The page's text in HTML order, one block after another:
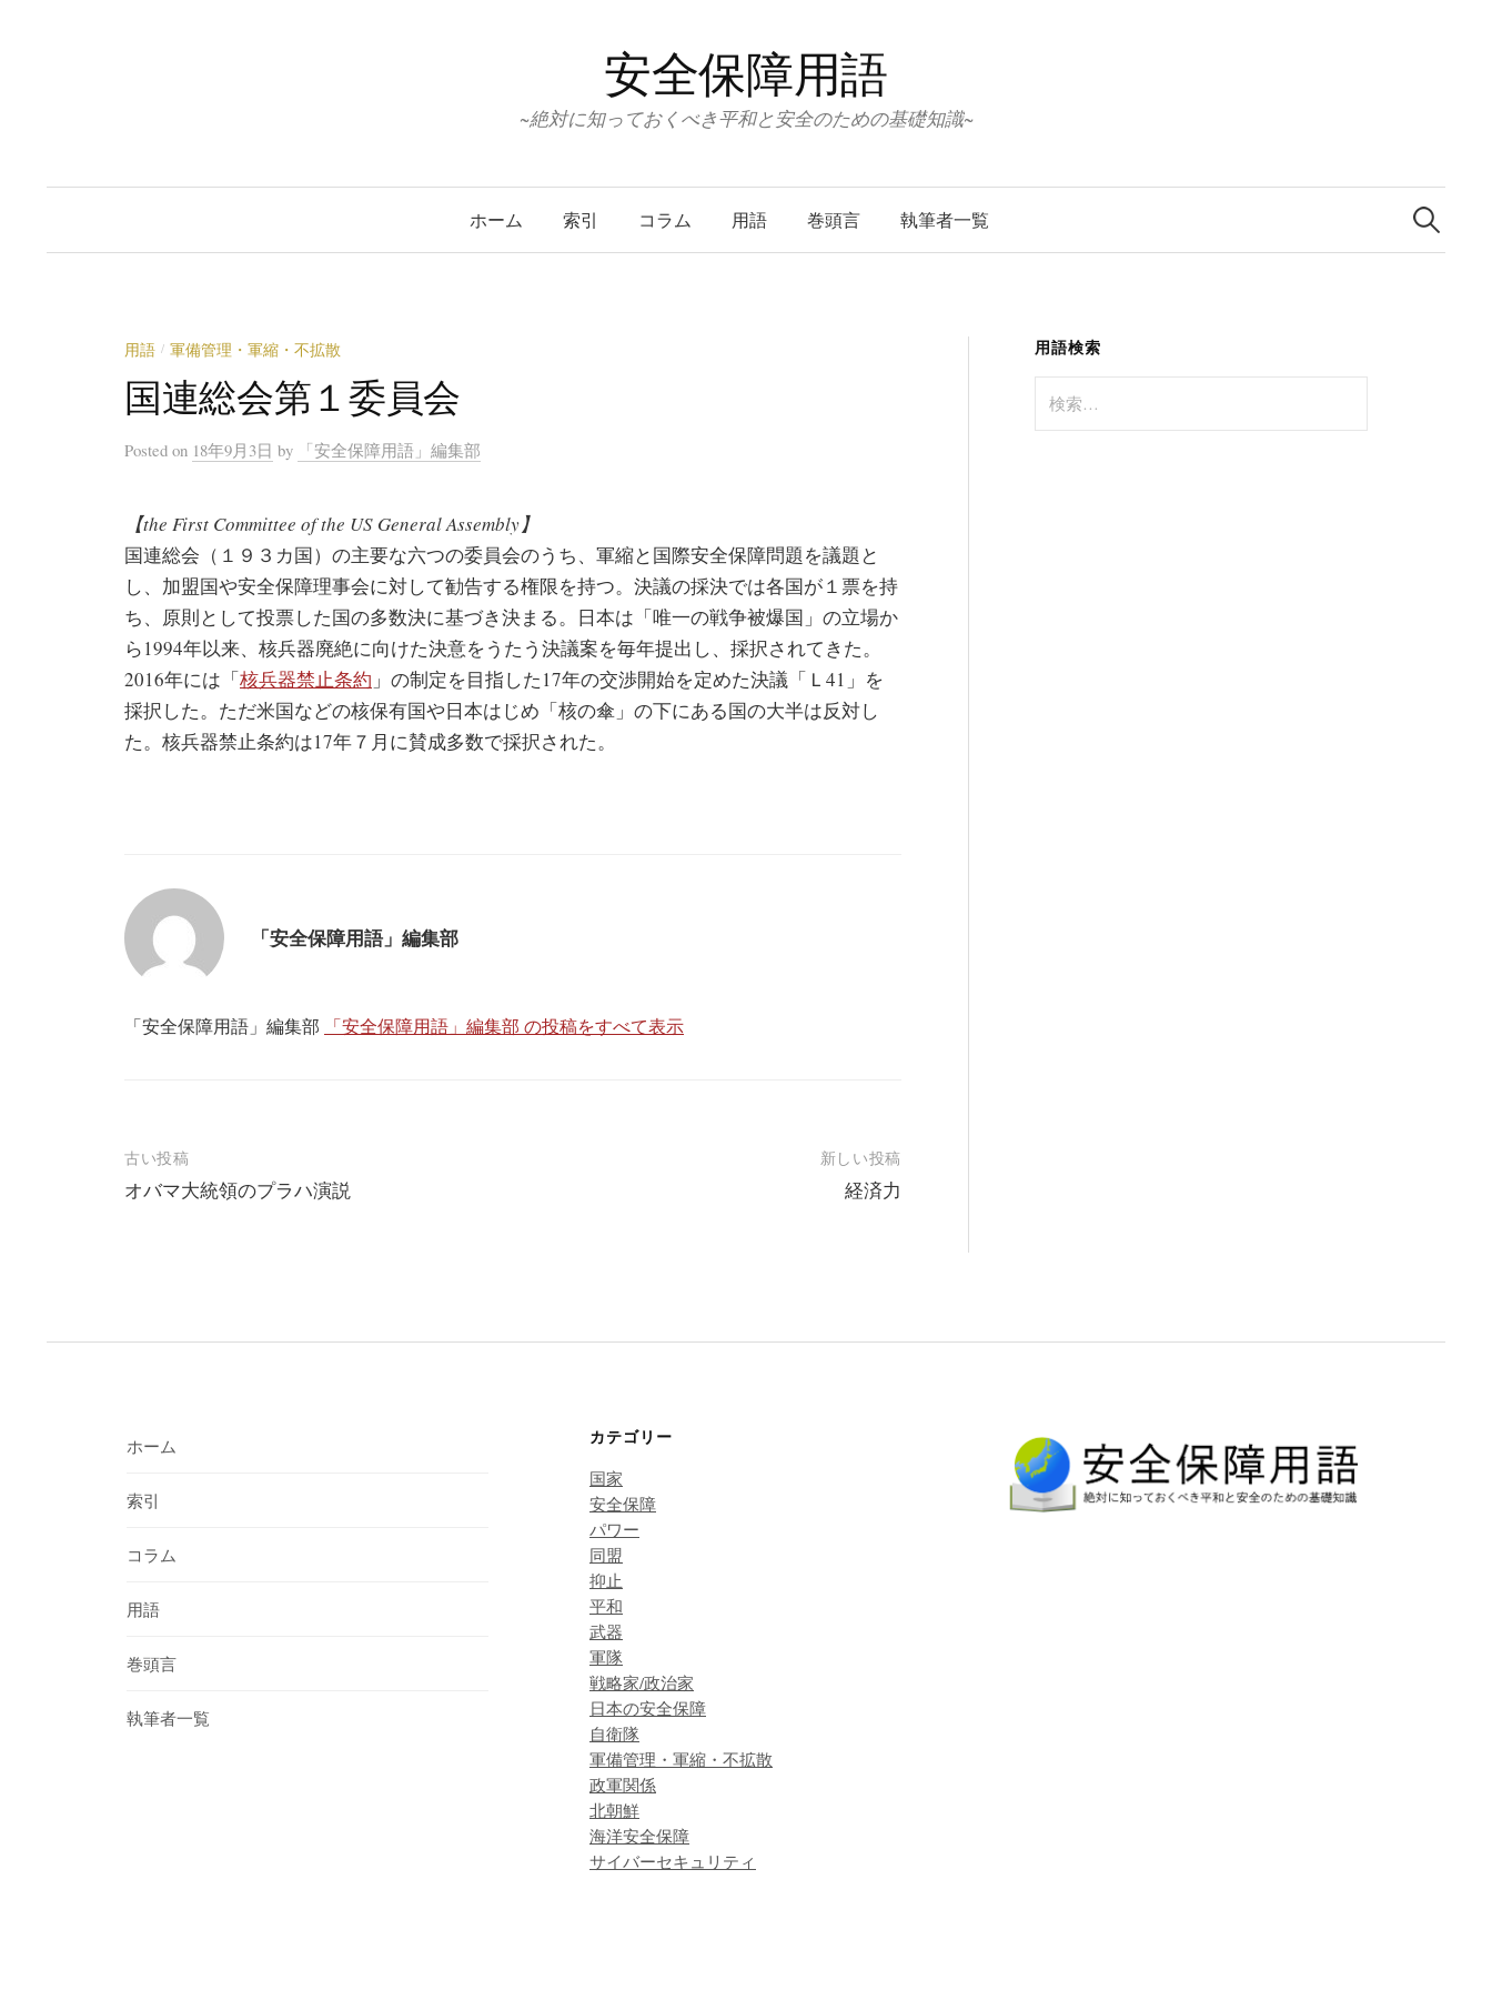
安全保障用語
~絶対に知っておくべき平和と安全のための基礎知識~
ホーム 索引 コラム 用語 巻頭言 執筆者一覧
検
索:
用語 / 軍備管理・軍縮・不拡散
国連総会第１委員会
Posted on 18年9月3日 by 「安全保障用語」編集部
【the First Committee of the US General Assembly】
国連総会（１９３カ国）の主要な六つの委員会のうち、軍縮と国際安全保障問題を議題と
し、加盟国や安全保障理事会に対して勧告する権限を持つ。決議の採決では各国が１票を持
ち、原則として投票した国の多数決に基づき決まる。日本は「唯一の戦争被爆国」の立場か
ら1994年以来、核兵器廃絶に向けた決意をうたう決議案を毎年提出し、採択されてきた。
2016年には「核兵器禁止条約 」の制定を目指した17年の交渉開始を定めた決議「Ｌ41」を
採択した。ただ米国などの核保有国や日本はじめ「核の傘」の下にある国の大半は反対し
た。核兵器禁止条約は17年７月に賛成多数で採択された。
「安全保障用語」編集部
「安全保障用語」編集部 「安全保障用語」編集部 の投稿をすべて表示
投
稿
ー
ン
古い投稿
オバマ大統領のプラハ演説
新しい投稿
経済力
用語検索
索:
ホーム
索引
コラム
用語
巻頭言
執筆者一覧
カテゴリー
国家
安全保障
パワー
同盟
抑止
平和
武器
軍隊
戦略家/政治家
日本の安全保障
自衛隊
軍備管理・軍縮・不拡散
政軍関係
北朝鮮
海洋安全保障
サイバーセキュリティ